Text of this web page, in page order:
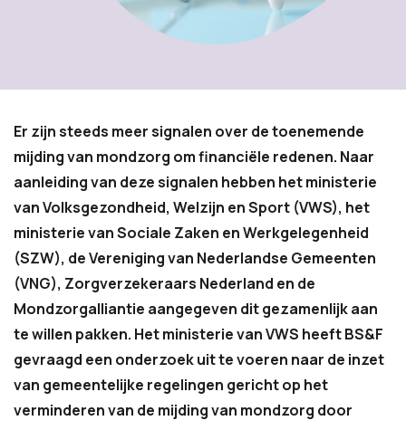
Er zijn steeds meer signalen over de toenemende
mijding van mondzorg om financiële redenen. Naar
aanleiding van deze signalen hebben het ministerie
van Volksgezondheid, Welzijn en Sport (VWS), het
ministerie van Sociale Zaken en Werkgelegenheid
(SZW), de Vereniging van Nederlandse Gemeenten
(VNG), Zorgverzekeraars Nederland en de
Mondzorgalliantie aangegeven dit gezamenlijk aan
te willen pakken. Het ministerie van VWS heeft BS&F
gevraagd een onderzoek uit te voeren naar de inzet
van gemeentelijke regelingen gericht op het
verminderen van de mijding van mondzorg door